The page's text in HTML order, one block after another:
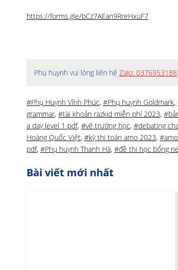
https://forms.gle/bCz7AEan9RreHxuF7
Phụ huynh vui lòng liên hệ Zalo: 0376953188
#Phụ Huynh Vĩnh Phúc, #Phụ huynh Goldmark,
grammar, #tài khoản razkid miễn phí 2023,
a day level 1 pdf, #vẽ trường học, #debating
Hoàng Quốc Việt, #kỳ thi toán amo 2023,
pdf, #Phụ huynh Thanh Hà, #đề thi học bổng
Bài viết mới nhất